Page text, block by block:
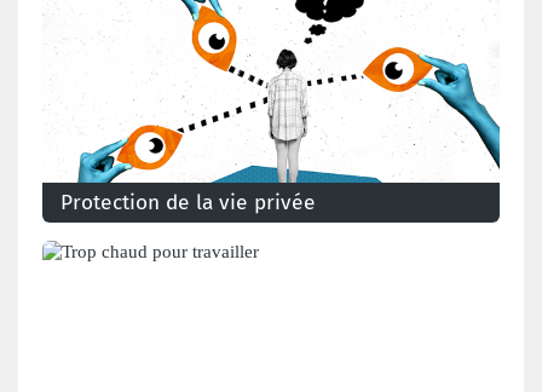
Protection de la vie privée
L’employeur peut-il tout savoir sur votre état de
santé? Peut-il vous filmer, contrôler vos mails, vous